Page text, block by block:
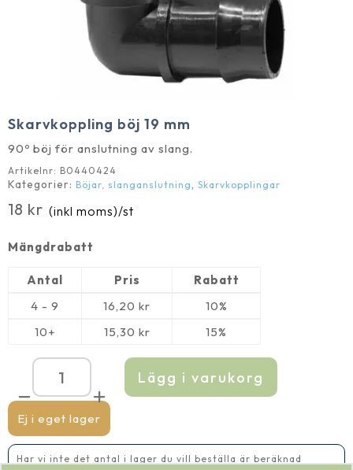
Skarvkoppling böj 19 mm
90º böj för anslutning av slang.
Artikelnr: B0440424
Kategorier: Böjar, slanganslutning , Skarvkopplingar
18 kr (inkl moms)/st
Mängdrabatt
Antal Pris
Rabatt
4 - 9
16,20 kr
10%
10+
15,30 kr 15%
Ej i eget lager
Skarvkoppling
böj
19
mm
mängd
Lägg i varukorg
Har vi inte det antal i lager du vill beställa är beräknad